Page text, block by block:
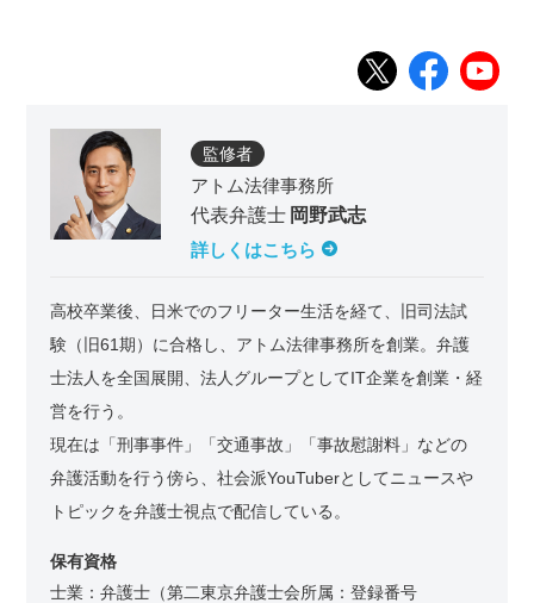
監修者
アトム法律事務所
代表弁護士 岡野武志
詳しくはこちら
高校卒業後、日米でのフリーター生活を経て、旧司法試
験（旧61期）に合格し、アトム法律事務所を創業。弁護
士法人を全国展開、法人グループとしてIT企業を創業・経
営を行う。
現在は「刑事事件」「交通事故」「事故慰謝料」などの
弁護活動を行う傍ら、社会派YouTuberとしてニュースや
トピックを弁護士視点で配信している。
保有資格
士業：弁護士（第二東京弁護士会所属：登録番号